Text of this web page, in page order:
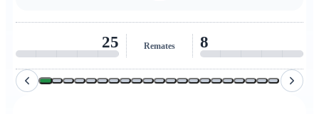
25 Remates 8